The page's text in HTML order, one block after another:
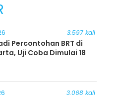
3.597 kali
Percontohan BRT di
Uji Coba Dimulai 18
3.068 kali